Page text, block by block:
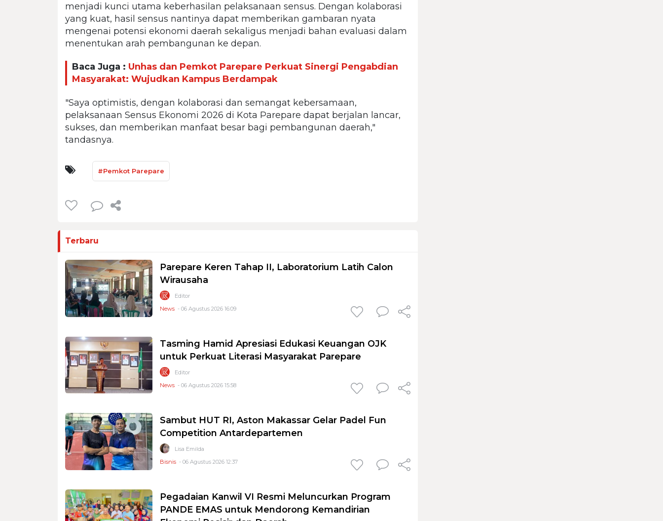
menjadi kunci utama keberhasilan pelaksanaan sensus. Dengan kolaborasi
yang kuat, hasil sensus nantinya dapat memberikan gambaran nyata
mengenai potensi ekonomi daerah sekaligus menjadi bahan evaluasi dalam
menentukan arah pembangunan ke depan.
Baca Juga : Unhas dan Pemkot Parepare Perkuat Sinergi Pengabdian
Masyarakat: Wujudkan Kampus Berdampak
"Saya optimistis, dengan kolaborasi dan semangat kebersamaan,
pelaksanaan Sensus Ekonomi 2026 di Kota Parepare dapat berjalan lancar,
sukses, dan memberikan manfaat besar bagi pembangunan daerah,"
tandasnya.
#Pemkot Parepare
Terbaru
Parepare Keren Tahap II, Laboratorium Latih Calon
Wirausaha
Editor
News - 06 Agustus 2026 16:09
Tasming Hamid Apresiasi Edukasi Keuangan OJK
untuk Perkuat Literasi Masyarakat Parepare
Editor
News - 06 Agustus 2026 15:58
Sambut HUT RI, Aston Makassar Gelar Padel Fun
Competition Antardepartemen
Lisa Emilda
Bisnis - 06 Agustus 2026 12:37
Pegadaian Kanwil VI Resmi Meluncurkan Program
PANDE EMAS untuk Mendorong Kemandirian